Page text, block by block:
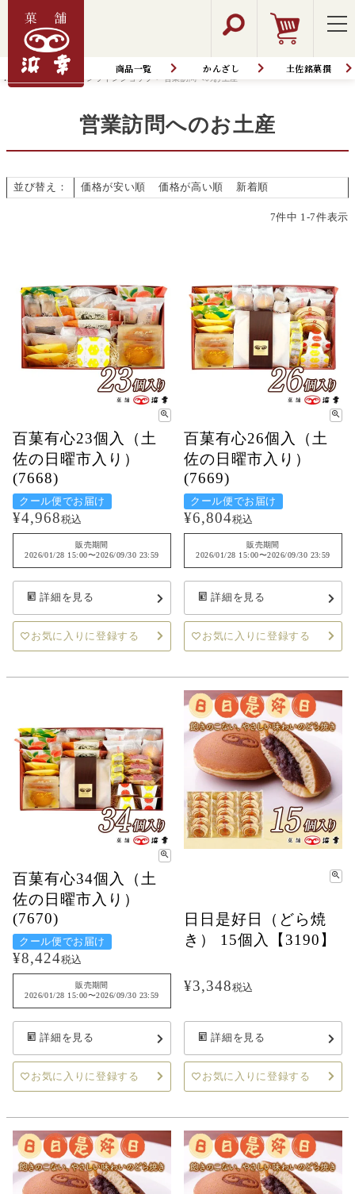
商品一覧 かんざし 土佐銘菓撰
HOME 商品一覧│オンラインショップ 営業訪問へのお土産
営業訪問へのお土産
並び替え 価格が安い順 価格が高い順 新着順
7件中 1-7件表示
百菓有心23個入（土
佐の日曜市入り）
(7668)
クール便でお届け
¥4,968税込
販売期間
2026/01/28 15:00〜2026/09/30 23:59
詳細を見る
お気に入りに登録する
百菓有心26個入（土
佐の日曜市入り）
(7669)
クール便でお届け
¥6,804税込
販売期間
2026/01/28 15:00〜2026/09/30 23:59
詳細を見る
お気に入りに登録する
百菓有心34個入（土
佐の日曜市入り）
(7670)
クール便でお届け
¥8,424税込
販売期間
2026/01/28 15:00〜2026/09/30 23:59
詳細を見る
お気に入りに登録する
日日是好日（どら焼
き） 15個入【3190】
¥3,348税込
詳細を見る
お気に入りに登録する